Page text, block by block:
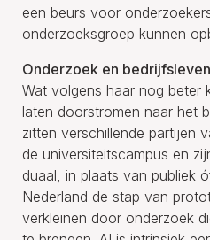
een beurs voor
onderzoeksgroep kunnen
Onderzoek en bedrijfsleven
Wat volgens haar nog beter
laten doorstromen naar het
zitten verschillende partijen
de universiteitscampus en
duaal, in plaats van publiek
Nederland de stap van
verkleinen door onderzoek